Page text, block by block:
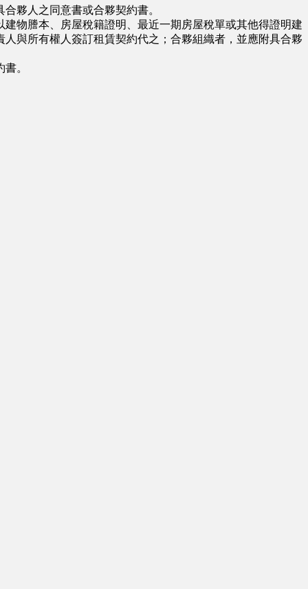
夥人之同意書或合夥契約書。
物謄本、房屋稅籍證明、最近一期房屋稅單或其他得證明建
與所有權人簽訂租賃契約代之；合夥組織者，並應附具合夥
。